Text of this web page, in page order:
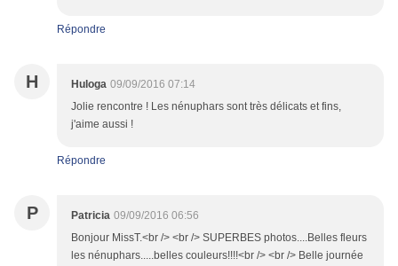
Répondre
H Huloga 09/09/2016 07:14
Jolie rencontre ! Les nénuphars sont très délicats et fins,
j'aime aussi !
Répondre
P Patricia 09/09/2016 06:56
Bonjour MissT.<br /> <br /> SUPERBES photos....Belles fleurs
les nénuphars.....belles couleurs!!!!<br /> <br /> Belle journée